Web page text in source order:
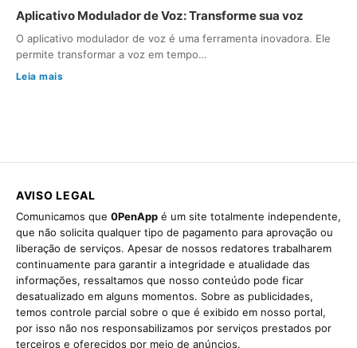
Aplicativo Modulador de Voz: Transforme sua voz
O aplicativo modulador de voz é uma ferramenta inovadora. Ele
permite transformar a voz em tempo…
Leia mais
AVISO LEGAL
Comunicamos que 0PenApp é um site totalmente independente,
que não solicita qualquer tipo de pagamento para aprovação ou
liberação de serviços. Apesar de nossos redatores trabalharem
continuamente para garantir a integridade e atualidade das
informações, ressaltamos que nosso conteúdo pode ficar
desatualizado em alguns momentos. Sobre as publicidades,
temos controle parcial sobre o que é exibido em nosso portal,
por isso não nos responsabilizamos por serviços prestados por
terceiros e oferecidos por meio de anúncios.